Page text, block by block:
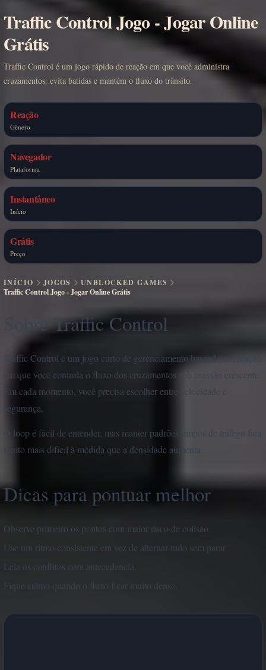
Traffic Control Jogo - Jogar Online
Grátis
Traffic Control é um jogo rápido de reação em que você administra
cruzamentos, evita batidas e mantém o fluxo do trânsito.
Reação
Gênero
Navegador
Plataforma
Instantâneo
Início
Grátis
Preço
INÍCIO JOGOS
UNBLOCKED GAMES
Traffic Control Jogo - Jogar Online Grátis
Sobre Traffic Control
Traffic Control é um jogo curto de gerenciamento baseado em reação
em que você controla o fluxo dos cruzamentos sob pressão crescente.
Em cada momento, você precisa escolher entre velocidade e
segurança.
O loop é fácil de entender, mas manter padrões limpos de tráfego fica
muito mais difícil à medida que a densidade aumenta.
Dicas para pontuar melhor
Observe primeiro os pontos com maior risco de colisao.
Use um ritmo consistente em vez de alternar tudo sem parar.
Leia os conflitos com antecedencia.
Fique calmo quando o fluxo ficar muito denso.